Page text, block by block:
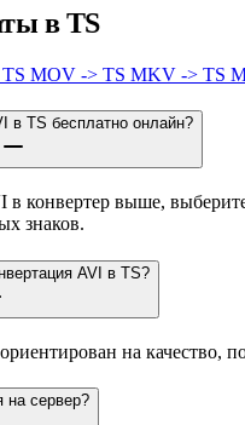
в TS
MOV -> TS MKV -> TS
в TS бесплатно онлайн?
конвертер выше,
знаков.
AVI в TS?
на качество,
на сервер?